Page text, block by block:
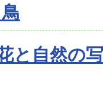
と自然の